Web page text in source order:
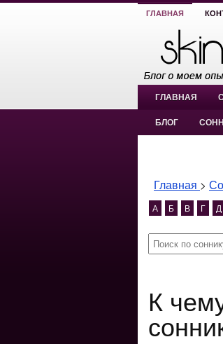
ГЛАВНАЯ
ГЛАВНАЯ
БЛОГ
Главная >
А Б В Г Д
К чему снится Оживать? Оживать